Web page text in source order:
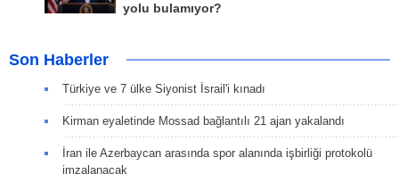
yolu bulamıyor?
Son Haberler
Türkiye ve 7 ülke Siyonist İsrail'i kınadı
Kirman eyaletinde Mossad bağlantılı 21 ajan yakalandı
İran ile Azerbaycan arasında spor alanında işbirliği protokolü
imzalanacak